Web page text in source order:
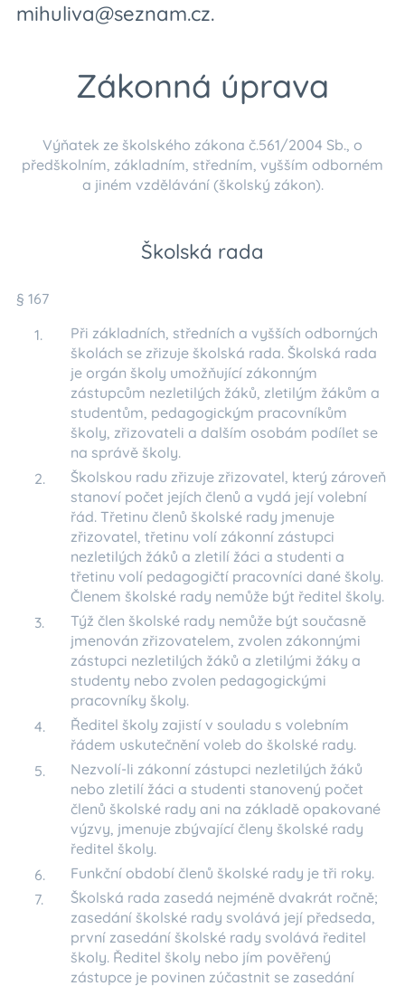
mihuliva@seznam.cz.
Zákonná úprava
Výňatek ze školského zákona č.561/2004 Sb., o
předškolním, základním, středním, vyšším odborném
a jiném vzdělávání (školský zákon).
Školská rada
§ 167
Při základních, středních a vyšších odborných
školách se zřizuje školská rada. Školská rada
je orgán školy umožňující zákonným
zástupcům nezletilých žáků, zletilým žákům a
studentům, pedagogickým pracovníkům
školy, zřizovateli a dalším osobám podílet se
na správě školy.
Školskou radu zřizuje zřizovatel, který zároveň
stanoví počet jejích členů a vydá její volební
řád. Třetinu členů školské rady jmenuje
zřizovatel, třetinu volí zákonní zástupci
nezletilých žáků a zletilí žáci a studenti a
třetinu volí pedagogičtí pracovníci dané školy.
Členem školské rady nemůže být ředitel školy.
Týž člen školské rady nemůže být současně
jmenován zřizovatelem, zvolen zákonnými
zástupci nezletilých žáků a zletilými žáky a
studenty nebo zvolen pedagogickými
pracovníky školy.
Ředitel školy zajistí v souladu s volebním
řádem uskutečnění voleb do školské rady.
Nezvolí-li zákonní zástupci nezletilých žáků
nebo zletilí žáci a studenti stanovený počet
členů školské rady ani na základě opakované
výzvy, jmenuje zbývající členy školské rady
ředitel školy.
Funkční období členů školské rady je tři roky.
Školská rada zasedá nejméně dvakrát ročně;
zasedání školské rady svolává její předseda,
první zasedání školské rady svolává ředitel
školy. Ředitel školy nebo jím pověřený
zástupce je povinen zúčastnit se zasedání